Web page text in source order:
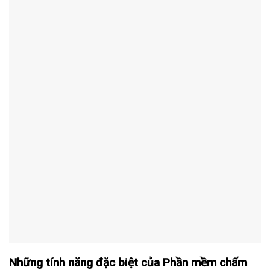
Những tính năng đặc biệt của Phần mềm chấm